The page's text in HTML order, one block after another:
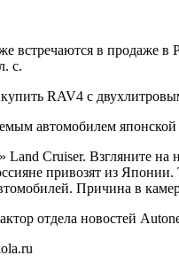
встречаются в продаже в
с.
RAV4 с
автомобилем
Land Cruiser. Взгляните на
привозят из Японии.
Причина в
отдела новостей